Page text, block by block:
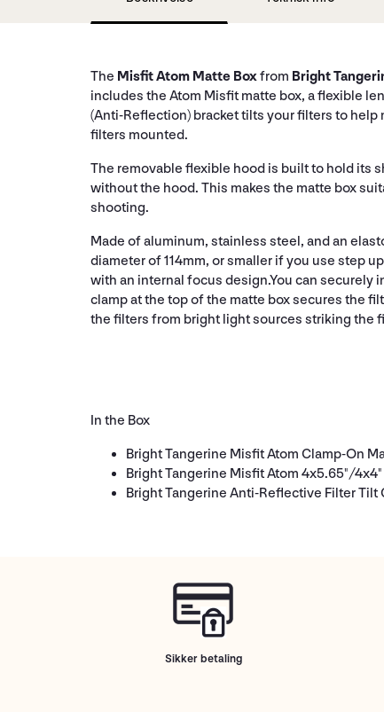
The Misfit Atom Matte Boxfrom Bright
includes the Atom Misfit matte box, a flexible
(Anti-Reflection) bracket tilts your filters to
filters mounted.
The removable flexible hood is built to hold its
without the hood. This makes the matte box
shooting.
Made of aluminum, stainless steel, and an
diameter of 114mm, or smaller if you use step
with an internal focus design.You can securely
clamp at the top of the matte box secures the
the filters from bright light sources striking the
In the Box
Bright Tangerine Misfit Atom Clamp-On
Bright Tangerine Misfit Atom 4x5.65"/
Bright Tangerine Anti-Reflective Filter
Sikker betaling